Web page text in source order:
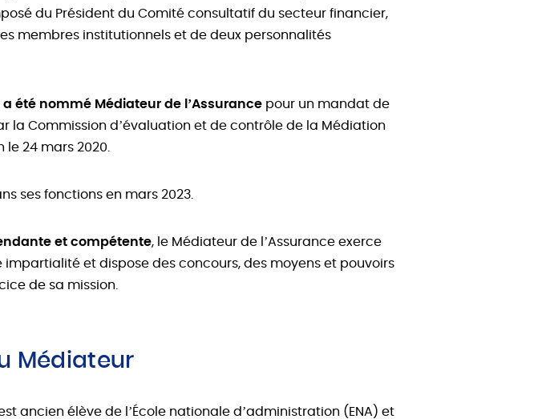
du Président du Comité consultatif du secteur financier,
membres institutionnels et de deux personnalités
été nommé Médiateur de l’Assurance pour un mandat de
la Commission d’évaluation et de contrôle de la Médiation
24 mars 2020.
ses fonctions en mars 2023.
et compétente, le Médiateur de l’Assurance exerce
impartialité et dispose des concours, des moyens et pouvoirs
de sa mission.
Médiateur
ancien élève de l’École nationale d’administration (ENA) et